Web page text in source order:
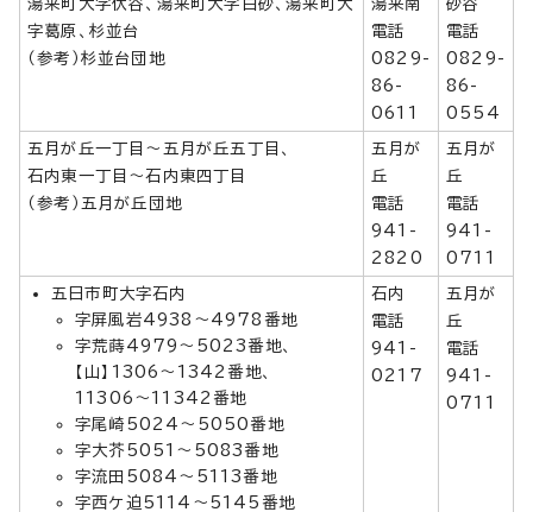
字葛原、杉並台
（参考）杉並台団地
電話
0829-
86-
0611
電話
0829-
86-
0554
五月が丘一丁目～五月が丘五丁目、
石内東一丁目～石内東四丁目
（参考）五月が丘団地
五月が
丘
電話
941-
2820
五月が
丘
電話
941-
0711
五日市町大字石内
字屏風岩4938～4978番地
字荒蒔4979～5023番地、
【山】1306～1342番地、
11306～11342番地
字尾崎5024～5050番地
字大芥5051～5083番地
字流田5084～5113番地
字西ケ迫5114～5145番地
石内
電話
941-
0217
五月が
丘
電話
941-
0711